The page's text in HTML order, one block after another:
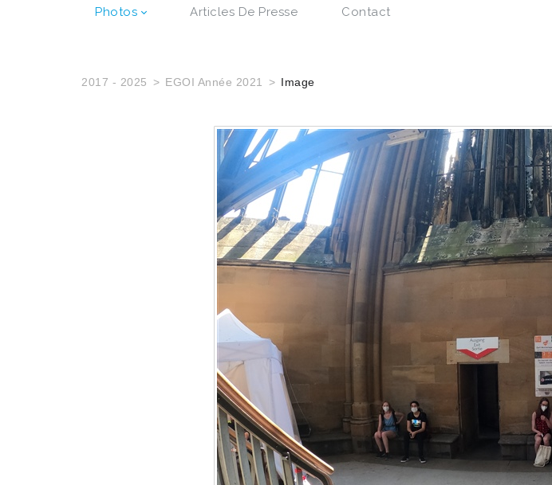
Photos Articles De Presse Contact
2017 - 2025 EGOI Année 2021 Image